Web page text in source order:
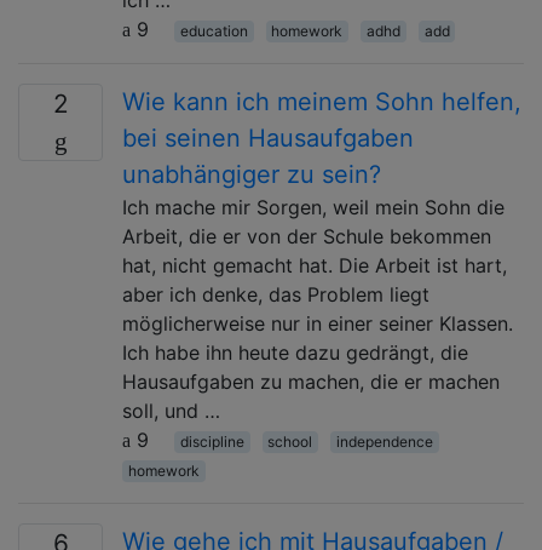
9
education homework adhd add
2
Wie kann ich meinem Sohn helfen,
bei seinen Hausaufgaben
unabhängiger zu sein?
Ich mache mir Sorgen, weil mein Sohn die
Arbeit, die er von der Schule bekommen
hat, nicht gemacht hat. Die Arbeit ist hart,
aber ich denke, das Problem liegt
möglicherweise nur in einer seiner Klassen.
Ich habe ihn heute dazu gedrängt, die
Hausaufgaben zu machen, die er machen
soll, und …
9
discipline school
independence
homework
6
Wie gehe ich mit Hausaufgaben /